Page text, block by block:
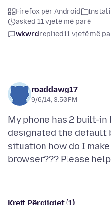
Firefox për Android
asked 11 vjetë më parë
wkwrdreplied11 vjetë më
roaddawg17
9/6/14, 3:50 PM
My phone has 2 built-
designated the default
situation how do I
Krejt Përgjigjet (1)